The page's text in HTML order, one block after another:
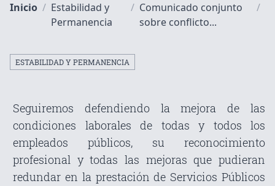
Inicio / Estabilidad y
Permanencia
/ Comunicado conjunto
sobre conflicto...
/
ESTABILIDAD Y PERMANENCIA
Seguiremos defendiendo la mejora de las
condiciones laborales de todas y todos los
empleados públicos, su reconocimiento
profesional y todas las mejoras que pudieran
redundar en la prestación de Servicios Públicos